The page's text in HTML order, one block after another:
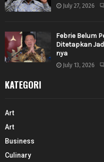
July 27, 2026
Febrie Belum
Ditetapkan
nya
July 13, 2026
KATEGORI
Art
Art
Business
Culinary